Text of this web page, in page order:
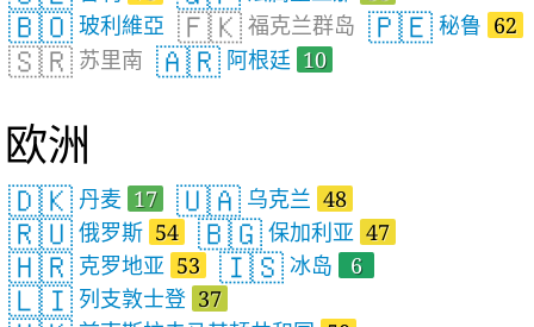
🇧🇴 玻利維亞 🇫🇰 福克兰群岛 🇵🇪 秘鲁 62
🇸🇷 苏里南 🇦🇷 阿根廷 10
欧洲
🇩🇰 丹麦 17 🇺🇦 乌克兰 48
🇷🇺 俄罗斯 54 🇧🇬 保加利亚 47
🇭🇷 克罗地亚 53 🇮🇸 冰岛 6
🇱🇮 列支敦士登 37